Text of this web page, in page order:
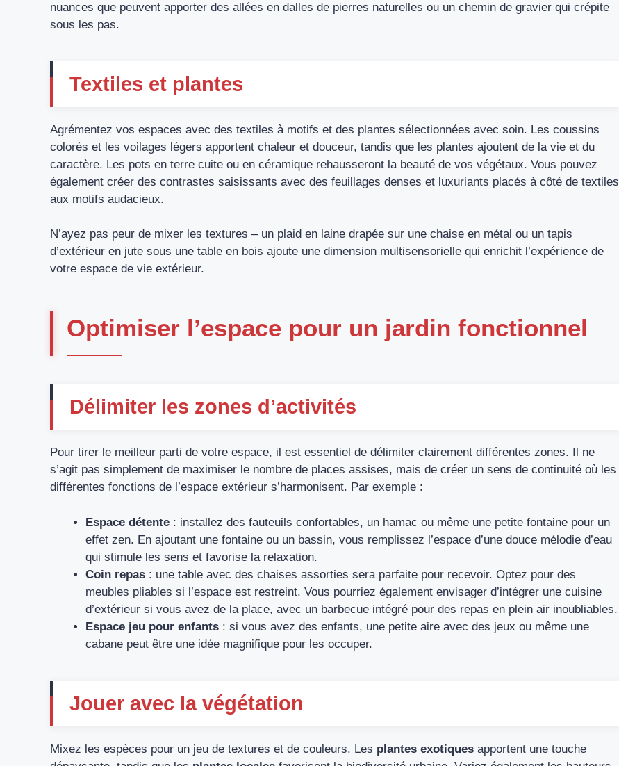
nuances que peuvent apporter des allées en dalles de pierres naturelles ou un chemin de gravier qui crépite
sous les pas.
Textiles et plantes
Agrémentez vos espaces avec des textiles à motifs et des plantes sélectionnées avec soin. Les coussins
colorés et les voilages légers apportent chaleur et douceur, tandis que les plantes ajoutent de la vie et du
caractère. Les pots en terre cuite ou en céramique rehausseront la beauté de vos végétaux. Vous pouvez
également créer des contrastes saisissants avec des feuillages denses et luxuriants placés à côté de textiles
aux motifs audacieux.
N’ayez pas peur de mixer les textures – un plaid en laine drapée sur une chaise en métal ou un tapis
d’extérieur en jute sous une table en bois ajoute une dimension multisensorielle qui enrichit l’expérience de
votre espace de vie extérieur.
Optimiser l’espace pour un jardin fonctionnel
Délimiter les zones d’activités
Pour tirer le meilleur parti de votre espace, il est essentiel de délimiter clairement différentes zones. Il ne
s’agit pas simplement de maximiser le nombre de places assises, mais de créer un sens de continuité où les
différentes fonctions de l’espace extérieur s’harmonisent. Par exemple :
Espace détente : installez des fauteuils confortables, un hamac ou même une petite fontaine pour un
effet zen. En ajoutant une fontaine ou un bassin, vous remplissez l’espace d’une douce mélodie d’eau
qui stimule les sens et favorise la relaxation.
Coin repas : une table avec des chaises assorties sera parfaite pour recevoir. Optez pour des
meubles pliables si l’espace est restreint. Vous pourriez également envisager d’intégrer une cuisine
d’extérieur si vous avez de la place, avec un barbecue intégré pour des repas en plein air inoubliables.
Espace jeu pour enfants : si vous avez des enfants, une petite aire avec des jeux ou même une
cabane peut être une idée magnifique pour les occuper.
Jouer avec la végétation
Mixez les espèces pour un jeu de textures et de couleurs. Les plantes exotiques apportent une touche